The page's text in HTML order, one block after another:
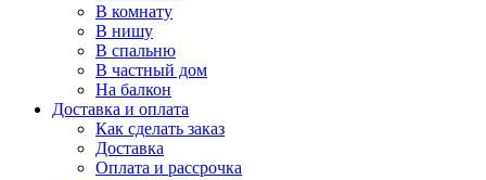
В комнату
В нишу
В спальню
В частный дом
На балкон
Доставка и оплата
Как сделать заказ
Доставка
Оплата и рассрочка